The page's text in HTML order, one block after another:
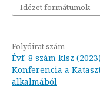
Idézet formátumok
Folyóirat szám
Évf. 8 szám klsz
Konferencia a
alkalmából